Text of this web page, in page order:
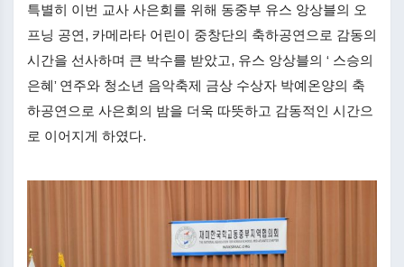
특별히 이번 교사 사은회를 위해 동중부 유스 앙상블의 오
프닝 공연, 카메라타 어린이 중창단의 축하공연으로 감동의
시간을 선사하며 큰 박수를 받았고, 유스 앙상블의 ‘ 스승의
은혜’ 연주와 청소년 음악축제 금상 수상자 박예온양의 축
하공연으로 사은회의 밤을 더욱 따뜻하고 감동적인 시간으
로 이어지게 하였다.